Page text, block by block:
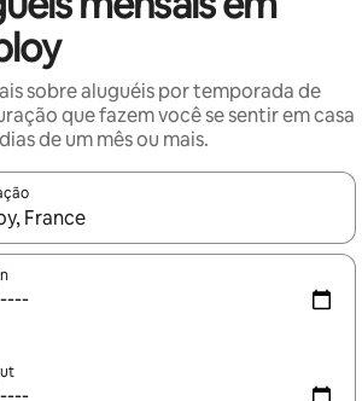
sobre aluguéis por temporada de
que fazem você se sentir em casa
de um mês ou mais.
os resultados estiverem disponíveis,